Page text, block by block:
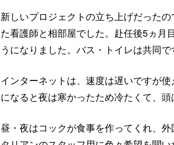
新しいプロジェクトの立ち上げだった
た看護師と相部屋でした。赴任後5ヵ月
うになりました。バス・トイレは共同で
インターネットは、速度は遅いですが
になると夜は寒かったため冷たくて、頭
昼・夜はコックが食事を作ってくれ、